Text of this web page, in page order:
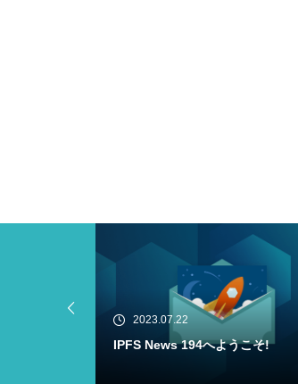
2023.07.20
IPFS News 193へようこそ!